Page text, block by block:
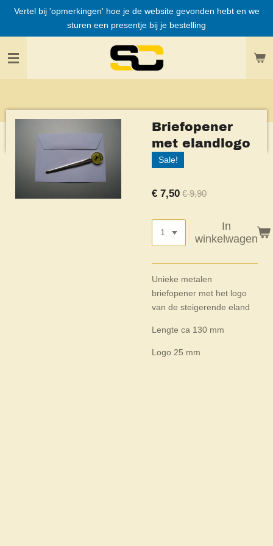
Ga
de
Vertel bij 'opmerkingen' hoe je de website gevonden hebt en we
sturen een presentje bij je bestelling
Briefopener
met elandlogo
Sale!
€ 7,50 € 9,90
In
winkelwagen
Unieke metalen
briefopener met het logo
van de steigerende eland
Lengte ca 130 mm
Logo 25 mm